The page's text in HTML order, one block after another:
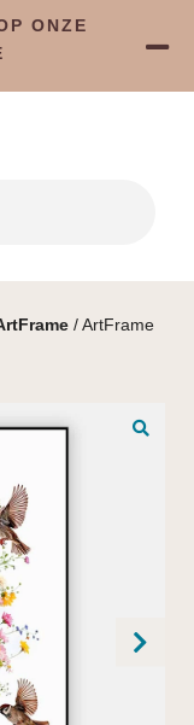
/ ArtFrame
ONZE